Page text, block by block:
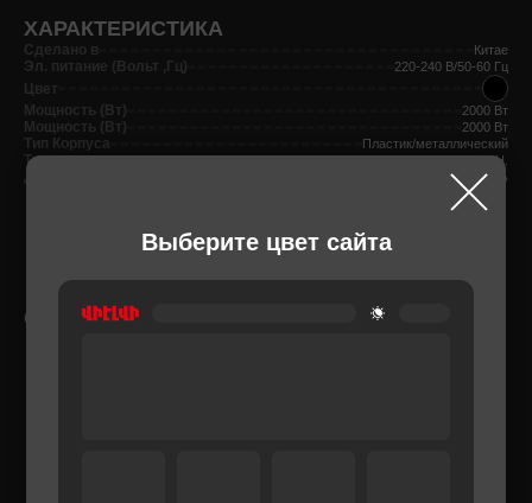
Выберите цвет сайта
ХАРАКТЕРИСТИКА
Сделано в Китае
Эл. питание (Вольт ,Гц) 220-240 В/50-60 Гц
Цвет
Мощность (Вт)
2000 Вт
Мощность (Вт) 2000 Вт
Тип Корпуса Пластик/металлический
Тип нагревательного элемента Т.Э.Н.
Есть
СОПУТСТВУЮЩИЕ ТОВАРЫ